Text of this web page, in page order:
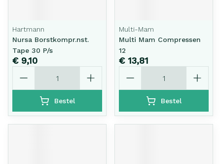
Hartmann
Nursa Borstkompr.nst.
Tape 30 P/s
€ 9,10
Bestel
Multi-Mam
Multi Mam Compressen
12
€ 13,81
Bestel